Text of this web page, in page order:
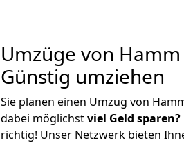
Umzüge von
Günstig umziehen
Sie planen einen Umzug von
dabei möglichstviel Geld sparen?
richtig! Unser Netzwerk bieten